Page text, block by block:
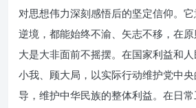
对思想伟力深刻感悟后的坚定信仰。
逆境，都能始终不渝、矢志不移，在
大是大非面前不摇摆。在国家利益和
小我、顾大局，以实际行动维护党中
导，维护中华民族的整体利益。在日